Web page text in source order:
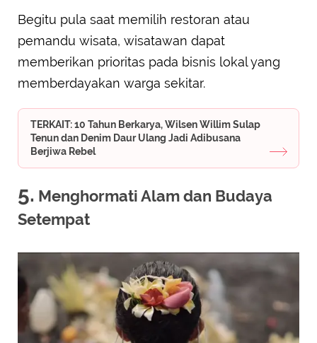
Begitu pula saat memilih restoran atau
pemandu wisata, wisatawan dapat
memberikan prioritas pada bisnis lokal yang
memberdayakan warga sekitar.
TERKAIT: 10 Tahun Berkarya, Wilsen Willim Sulap
Tenun dan Denim Daur Ulang Jadi Adibusana
Berjiwa Rebel
5. Menghormati Alam dan Budaya
Setempat